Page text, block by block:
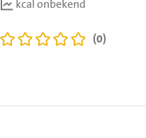
kcal onbekend
(0)